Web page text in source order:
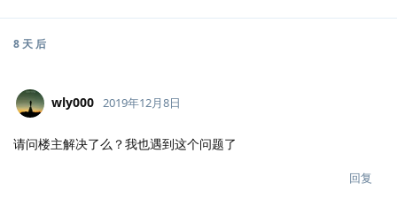
8 天 后
wly000 2019年12月8日
请问楼主解决了么？我也遇到这个问题了
回复